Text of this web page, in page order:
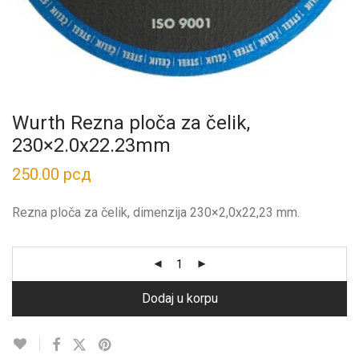
Wurth Rezna ploča za čelik,
230×2.0x22.23mm
250.00 рсд
Rezna ploča za čelik, dimenzija 230×2,0x22,23 mm.
Dodaj u korpu